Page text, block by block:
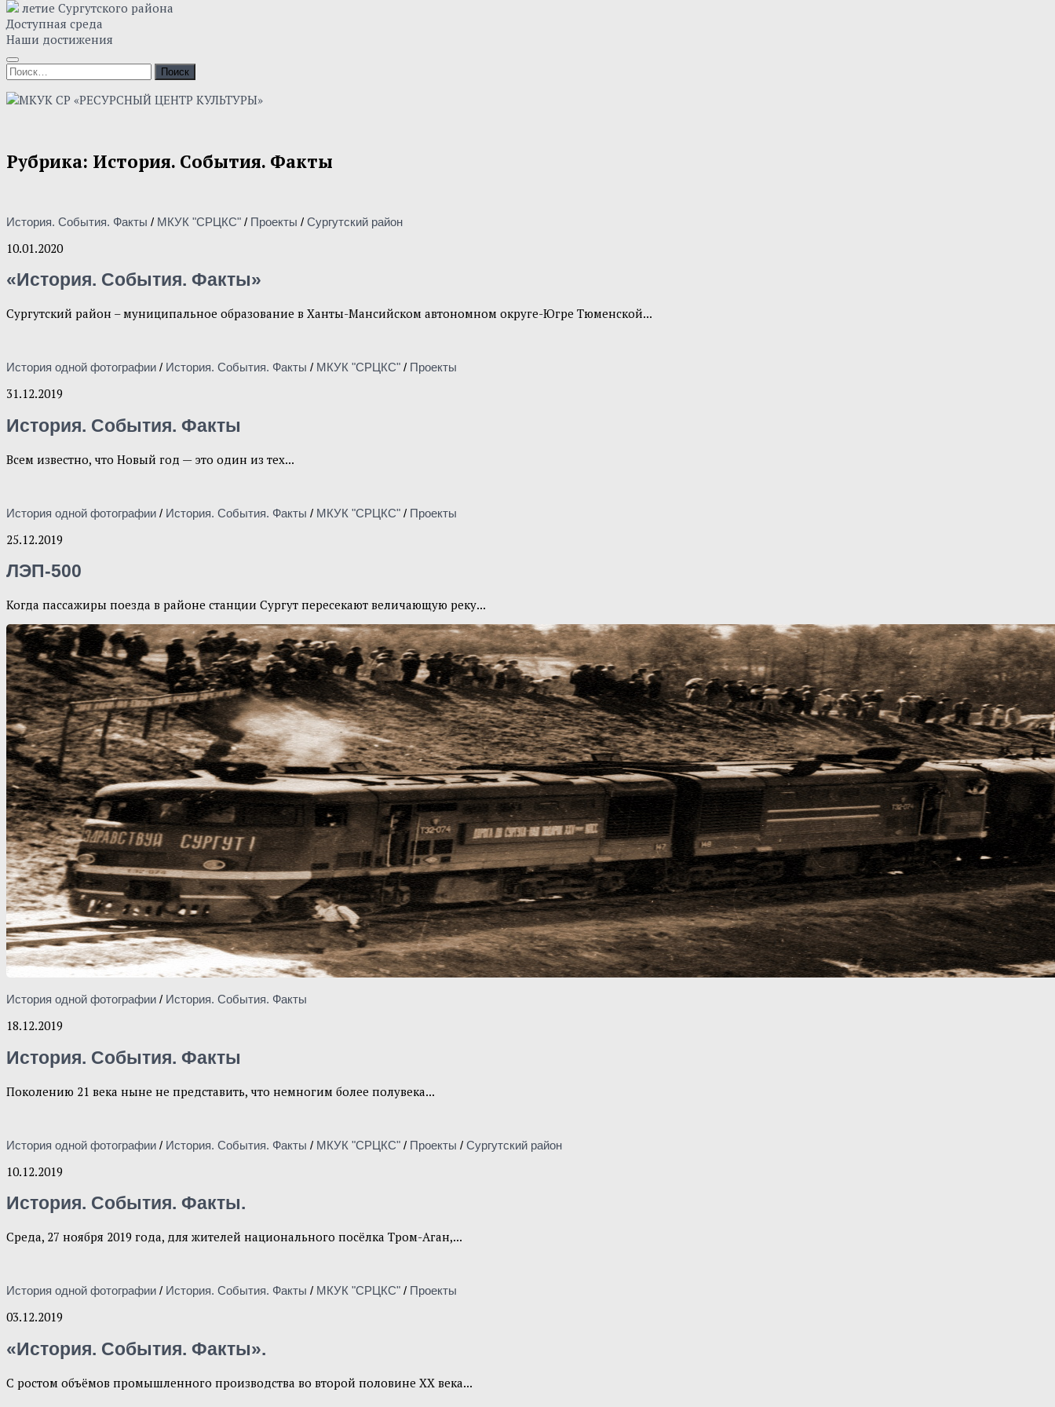
летие Сургутского района
Доступная среда
Наши достижения
Найти:
Рубрика: История. События. Факты
История. События. Факты / МКУК "СРЦКС" / Проекты / Сургутский район
10.01.2020
«История. События. Факты»
Сургутский район – муниципальное образование в Ханты-Мансийском автономном округе-Югре Тюменской...
История одной фотографии / История. События. Факты / МКУК "СРЦКС" / Проекты
31.12.2019
История. События. Факты
Всем известно, что Новый год — это один из тех...
История одной фотографии / История. События. Факты / МКУК "СРЦКС" / Проекты
25.12.2019
ЛЭП-500
Когда пассажиры поезда в районе станции Сургут пересекают величающую реку...
История одной фотографии / История. События. Факты
18.12.2019
История. События. Факты
Поколению 21 века ныне не представить, что немногим более полувека...
История одной фотографии / История. События. Факты / МКУК "СРЦКС" / Проекты / Сургутский район
10.12.2019
История. События. Факты.
Среда, 27 ноября 2019 года, для жителей национального посёлка Тром-Аган,...
История одной фотографии / История. События. Факты / МКУК "СРЦКС" / Проекты
03.12.2019
«История. События. Факты».
С ростом объёмов промышленного производства во второй половине ХХ века...